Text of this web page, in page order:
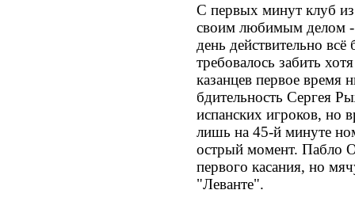
С первых минут клуб из
своим любимым делом -
день действительно
требовалось забить
казанцев первое время
бдительность Сергея
испанских игроков, но
лишь на 45-й минуте
острый момент. Пабло
первого касания, но
"Леванте".